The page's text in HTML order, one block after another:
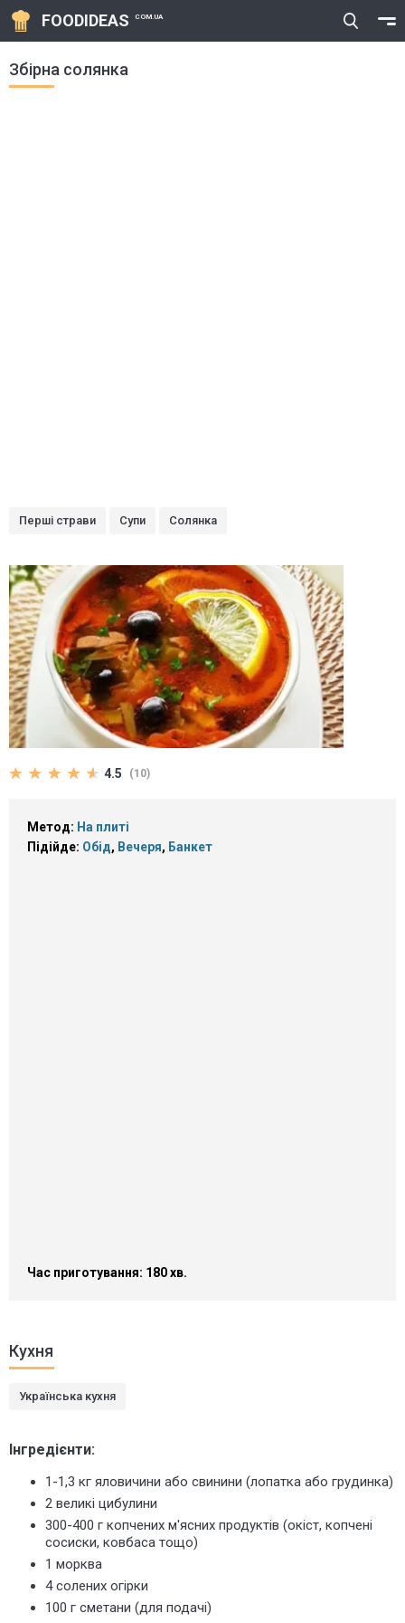
FOODIDEAS COM.UA
Збірна солянка
Перші страви Супи Солянка
4.5 (10)
Метод: На плиті
Підійде: Обід, Вечеря, Банкет
Час приготування: 180 хв.
Кухня
Українська кухня
Інгредієнти:
1-1,3 кг яловичини або свинини (лопатка або грудинка)
2 великі цибулини
300-400 г копчених м'ясних продуктів (окіст, копчені
сосиски, ковбаса тощо)
1 морква
4 солених огірки
100 г сметани (для подачі)